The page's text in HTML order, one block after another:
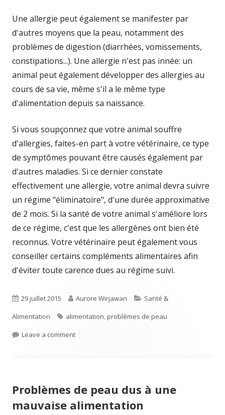
Une allergie peut également se manifester par
d'autres moyens que la peau, notamment des
problèmes de digestion (diarrhées, vomissements,
constipations...). Une allergie n'est pas innée: un
animal peut également développer des allergies au
cours de sa vie, même s'il a le même type
d'alimentation depuis sa naissance.
Si vous soupçonnez que votre animal souffre
d'allergies, faites-en part à votre vétérinaire, ce type
de symptômes pouvant être causés également par
d'autres maladies. Si ce dernier constate
effectivement une allergie, votre animal devra suivre
un régime "éliminatoire", d'une durée approximative
de 2 mois. Si la santé de votre animal s'améliore lors
de ce régime, c'est que les allergènes ont bien été
reconnus. Votre vétérinaire peut également vous
conseiller certains compléments alimentaires afin
d'éviter toute carence dues au régime suivi.
Published
on
29 juillet 2015 Author
Aurore Wirjawan Categories
Santé &
Alimentation
Tags
alimentation,problèmes de peau
Leave a commenton Les allergies alimentaires
Problèmes de peau dus à une
mauvaise alimentation